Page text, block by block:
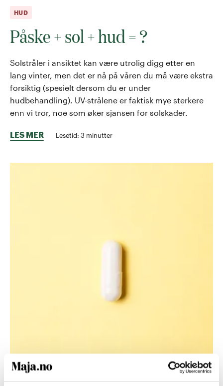
HUD
Påske + sol + hud = ?
Solstråler i ansiktet kan være utrolig digg etter en
lang vinter, men det er nå på våren du må være ekstra
forsiktig (spesielt dersom du er under
hudbehandling). UV-strålene er faktisk mye sterkere
enn vi tror, noe som øker sjansen for solskader.
LES MER Lesetid: 3 minutter